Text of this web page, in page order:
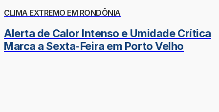
CLIMA EXTREMO EM RONDÔNIA
Alerta de Calor Intenso e Umidade Crítica
Marca a Sexta-Feira em Porto Velho